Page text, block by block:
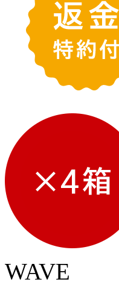
WAVE